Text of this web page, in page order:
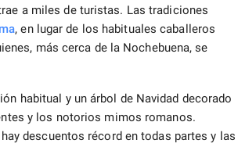
a miles de turistas. Las tradiciones
, en lugar de los habituales caballeros
más cerca de la Nochebuena, se
habitual y un árbol de Navidad decorado
y los notorios mimos romanos.
descuentos récord en todas partes y las